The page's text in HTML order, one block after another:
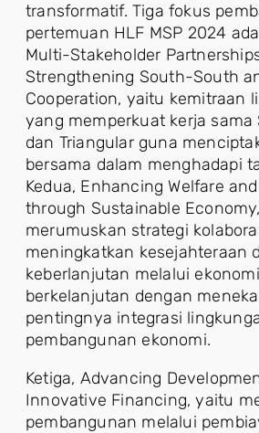
transformatif. Tiga fokus
pertemuan HLF MSP 2024
Multi-Stakeholder
Strengthening South-South
Cooperation, yaitu kemitraan
yang memperkuat kerja
dan Triangular guna
bersama dalam menghadapi
Kedua, Enhancing Welfare
through Sustainable
merumuskan strategi
meningkatkan kesejahteraan
keberlanjutan melalui
berkelanjutan dengan
pentingnya integrasi
pembangunan ekonomi.
Ketiga, Advancing
Innovative Financing, yaitu
pembangunan melalui